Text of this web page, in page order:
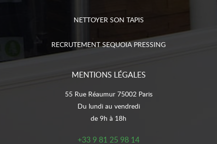
NETTOYER SON TAPIS
RECRUTEMENT SEQUOIA PRESSING
MENTIONS LÉGALES
55 Rue Réaumur 75002 Paris
Du lundi au vendredi
de 9h à 18h
+33 9 81 25 98 14